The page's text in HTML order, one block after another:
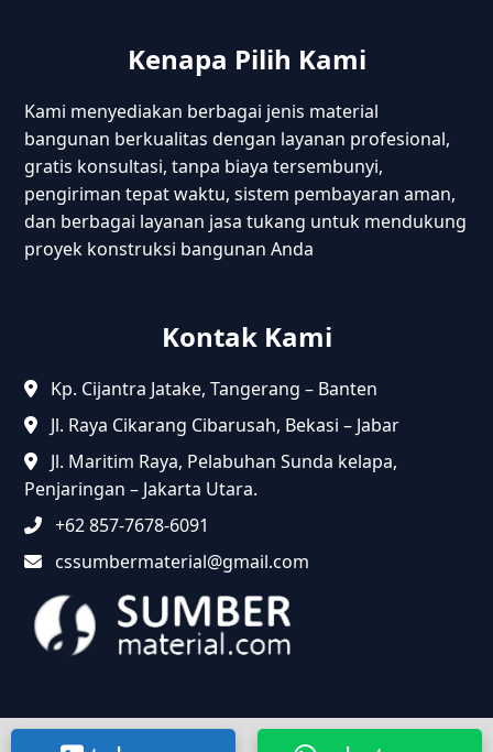
Kenapa Pilih Kami
Kami menyediakan berbagai jenis material
bangunan berkualitas dengan layanan profesional,
gratis konsultasi, tanpa biaya tersembunyi,
pengiriman tepat waktu, sistem pembayaran aman,
dan berbagai layanan jasa tukang untuk mendukung
proyek konstruksi bangunan Anda
Kontak Kami
Kp. Cijantra Jatake, Tangerang – Banten
Jl. Raya Cikarang Cibarusah, Bekasi – Jabar
Jl. Maritim Raya, Pelabuhan Sunda kelapa,
Penjaringan – Jakarta Utara.
+62 857-7678-6091
cssumbermaterial@gmail.com
@2024 Sumbermaterial.com. Semua Hak Dilindungi.